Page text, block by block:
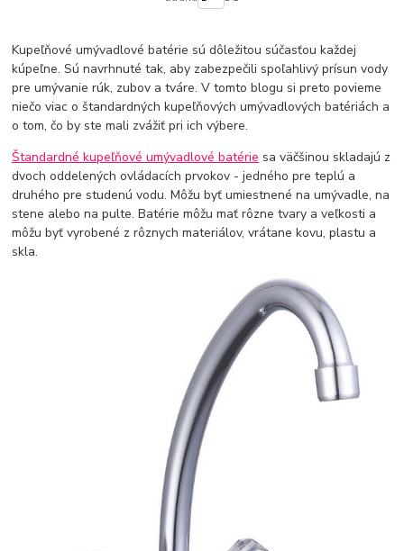
Kupeľňové umývadlové batérie sú dôležitou súčasťou každej
kúpeľne. Sú navrhnuté tak, aby zabezpečili spoľahlivý prísun vody
pre umývanie rúk, zubov a tváre. V tomto blogu si preto povieme
niečo viac o štandardných kupeľňových umývadlových batériách a
o tom, čo by ste mali zvážiť pri ich výbere.
Štandardné kupeľňové umývadlové batérie sa väčšinou skladajú z
dvoch oddelených ovládacích prvokov - jedného pre teplú a
druhého pre studenú vodu. Môžu byť umiestnené na umývadle, na
stene alebo na pulte. Batérie môžu mať rôzne tvary a veľkosti a
môžu byť vyrobené z rôznych materiálov, vrátane kovu, plastu a
skla.